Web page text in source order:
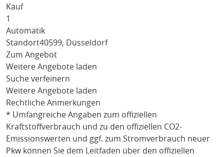
Kauf
1
Automatik
Standort40599, Düsseldorf
Zum Angebot
Weitere Angebote laden
Suche verfeinern
Weitere Angebote laden
Rechtliche Anmerkungen
* Umfangreiche Angaben zum offiziellen
Kraftstoffverbrauch und zu den offiziellen CO2-
Emissionswerten und ggf. zum Stromverbrauch neuer
Pkw können Sie dem Leitfaden über den offiziellen